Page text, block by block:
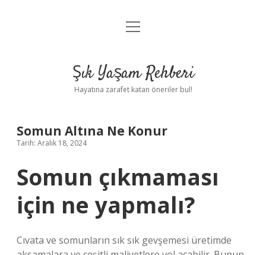
Anasayfa
Yasal Uyarı
menüyü
Şık Yaşam Rehberi
Hayatına zarafet katan öneriler bul!
Somun Altına Ne Konur
Tarih: Aralık 18, 2024
Somun çıkmaması
için ne yapmalı?
Cıvata ve somunların sık sık gevşemesi üretimde